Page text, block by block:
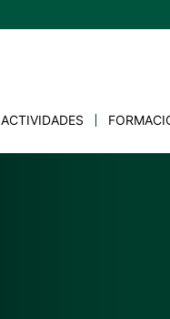
ACTIVIDADES